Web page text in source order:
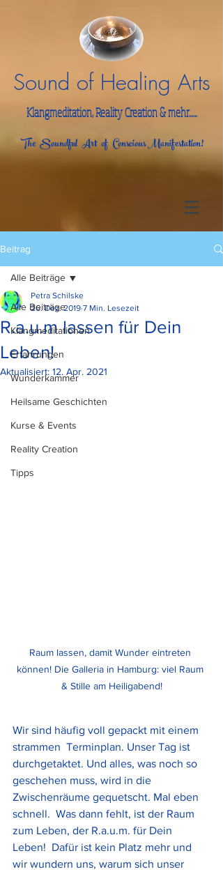
Sound of Healing Arts
Klangmeditation, Reality Creation & mehr......
The Soundful Art of Conscious Manifestation!
Beitrag
Alle Beiträge
Klangmeditationen
Erfahrungen
Wunderkammer
Heilsame Geschichten
Kurse & Events
Reality Creation
Tipps
Alle Beiträge
R.a.u.m lassen für Dein
Leben!
Petra Schilske
26. Dez. 2019 7 Min. Lesezeit
Aktualisiert: 12. Apr. 2021
Raum lassen, damit Wunder eintreten
können! Die Galleria in Hamburg: viel Raum
& Stille am Heiligabend!
Wir sind häufig voll gepackt mit einem
strammen  Terminplan. Unser Tag ist
durchgetaktet. Und alles, was noch so
geschehen muss, wird in die
Zwischenräume gequetscht. Mal eben
schnell.  Was dann fehlt, ist der Raum
zum Leben, der R.a.u.m. für Dein
Leben!  Dafür ist kein Platz mehr und
wir wundern uns, warum sich unser